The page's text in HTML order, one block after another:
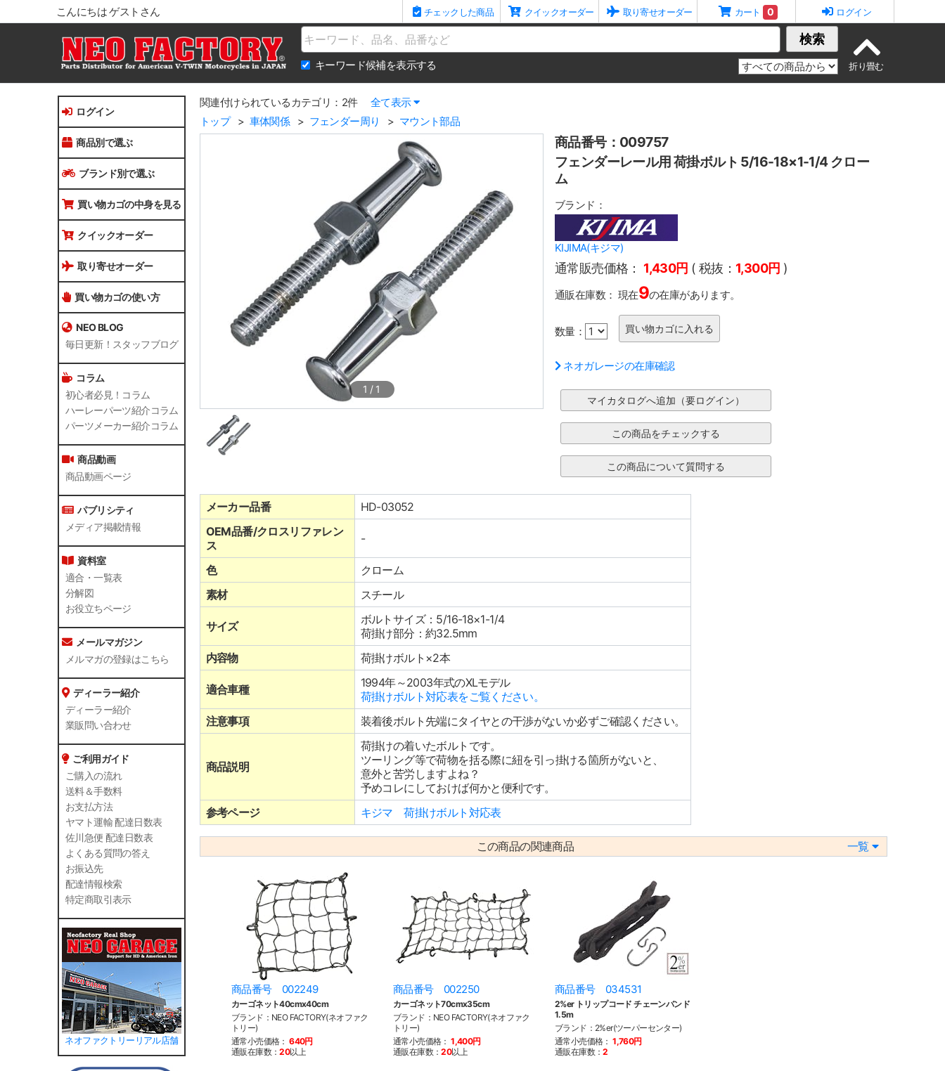
こんにちは ゲストさん チェックした商品 クイックオーダー 取り寄せオーダー カート 0 ログイン
Name 検索
キーワード候補を表示する
ログイン
商品別で選ぶ
ブランド別で選ぶ
買い物カゴの中身を見る
クイックオーダー
取り寄せオーダー
買い物カゴの使い方
NEO BLOG
毎日更新！スタッフブログ
コラム
初心者必見！コラム
ハーレーパーツ紹介コラム
パーツメーカー紹介コラム
商品動画
商品動画ページ
パブリシティ
メディア掲載情報
資料室
適合・一覧表
分解図
お役立ちページ
メールマガジン
メルマガの登録はこちら
ディーラー紹介
ディーラー紹介
業販問い合わせ
ご利用ガイド
ご購入の流れ
送料＆手数料
お支払方法
ヤマト運輸 配達日数表
佐川急便 配達日数表
よくある質問の答え
お振込先
配達情報検索
特定商取引表示
ネオファクトリーリアル店舗
関連付けられているカテゴリ：2件
全て表示
トップ
車体関係 フェンダー周り マウント部品
1 / 1
商品番号：009757
フェンダーレール用 荷掛ボルト 5/16-18×1-1/4 クロー
ム
ブランド：
KIJIMA(キジマ)
通常販売価格： 1,430円 ( 税抜： 1,300円 )
通販在庫数： 現在9の在庫があります。
数量：
ネオガレージの在庫確認
メーカー品番
HD-03052
OEM品番/クロスリファレン
ス
-
色
クローム
素材
スチール
サイズ
ボルトサイズ：5/16-18×1-1/4
荷掛け部分：約32.5mm
内容物
荷掛けボルト×2本
適合車種
1994年～2003年式のXLモデル
荷掛けボルト対応表をご覧ください。
注意事項
装着後ボルト先端にタイヤとの干渉がないか必ずご確認ください。
商品説明
荷掛けの着いたボルトです。
ツーリング等で荷物を括る際に紐を引っ掛ける箇所がないと、
意外と苦労しますよね？
予めコレにしておけば何かと便利です。
参考ページ
キジマ 荷掛けボルト対応表
この商品の関連商品 一覧
商品番号 002249
カーゴネット40cmx40cm
ブランド：NEO FACTORY(ネオファク
トリー)
通常小売価格： 640円
通販在庫数：20以上
商品番号 002250
カーゴネット70cmx35cm
ブランド：NEO FACTORY(ネオファク
トリー)
通常小売価格： 1,400円
通販在庫数：20以上
商品番号 034531
2%er トリップコード チェーンバンド
1.5m
ブランド：2%er(ツーパーセンター)
通常小売価格： 1,760円
通販在庫数：2